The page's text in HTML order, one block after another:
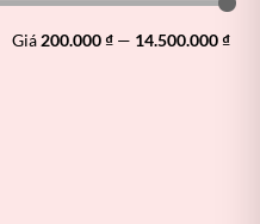
Giá 200.000 ₫— 14.500.000 ₫